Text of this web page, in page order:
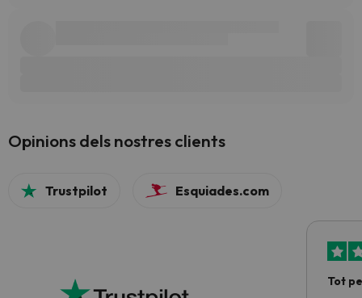
Opinions dels nostres clients
Trustpilot Esquiades.com
Tot